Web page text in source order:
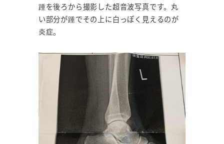
踵を後ろから撮影した超音波写真です。丸
い部分が踵でその上に白っぽく見えるのが
炎症。